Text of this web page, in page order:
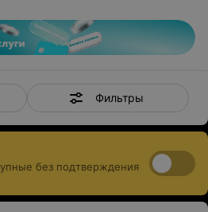
Фильтры
без подтверждения